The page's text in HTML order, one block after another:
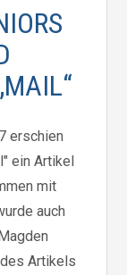
erschien
ein Artikel
mit
auch
Artikels